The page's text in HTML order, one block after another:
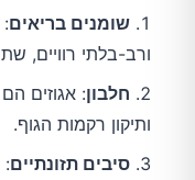
שומנים בריאים:
ורב-בלתי רוויים,
חלבון: אגוזים
ותיקון רקמות הגוף.
סיבים תזונתיים: